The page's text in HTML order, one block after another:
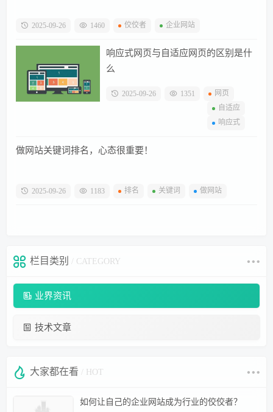
2025-09-26 1460 佼佼者 企业网站
响应式网页与自适应网页的区别是什
么
2025-09-26 1351
网页
自适应
响应式
做网站关键词排名，心态很重要！
2025-09-26 1183 排名 关键词 做网站
栏目类别 / CATEGORY
业界资讯
技术文章
大家都在看 / HOT
如何让自己的企业网站成为行业的佼佼者？